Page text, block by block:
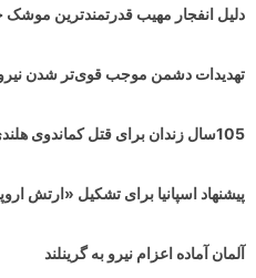
دلیل انفجار مهیب قدرتمندترین
تهدیدات دشمن موجب قوی‌تر شدن
105سال زندان برای قتل کماندوی هلندی
پیشنهاد اسپانیا برای تشکیل «ارتش
آلمان آماده اعزام نیرو به گرینلند